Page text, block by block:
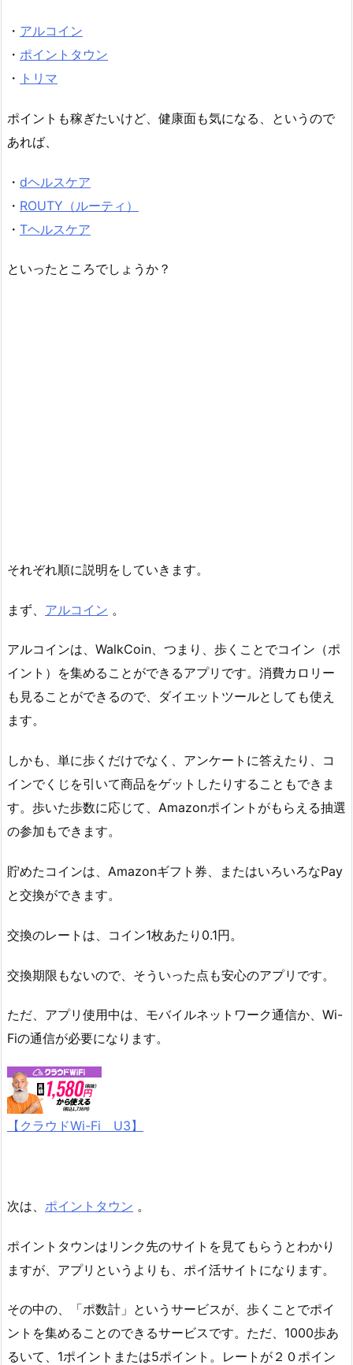
・ アルコイン
・ ポイントタウン
・ トリマ
ポイントも稼ぎたいけど、健康面も気になる、というので
あれば、
・ dヘルスケア
・ ROUTY（ルーティ）
・ Tヘルスケア
といったところでしょうか？
それぞれ順に説明をしていきます。
まず、 アルコイン 。
アルコインは、WalkCoin、つまり、歩くことでコイン（ポ
イント）を集めることができるアプリです。消費カロリー
も見ることができるので、ダイエットツールとしても使え
ます。
しかも、単に歩くだけでなく、アンケートに答えたり、コ
インでくじを引いて商品をゲットしたりすることもできま
す。歩いた歩数に応じて、Amazonポイントがもらえる抽選
の参加もできます。
貯めたコインは、Amazonギフト券、またはいろいろなPay
と交換ができます。
交換のレートは、コイン1枚あたり0.1円。
交換期限もないので、そういった点も安心のアプリです。
ただ、アプリ使用中は、モバイルネットワーク通信か、Wi-
Fiの通信が必要になります。
【クラウドWi-Fi U3】
次は、 ポイントタウン 。
ポイントタウンはリンク先のサイトを見てもらうとわかり
ますが、アプリというよりも、ポイ活サイトになります。
その中の、「ポ数計」というサービスが、歩くことでポイ
ントを集めることのできるサービスです。ただ、1000歩あ
るいて、1ポイントまたは5ポイント。レートが２０ポイン